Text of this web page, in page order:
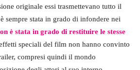
originale essi trasmettevano tutto il
sempre stata in grado di infondere nei
è stata in grado di restituire le stesse
speciali del film non hanno convinto
compresi quindi il mondo